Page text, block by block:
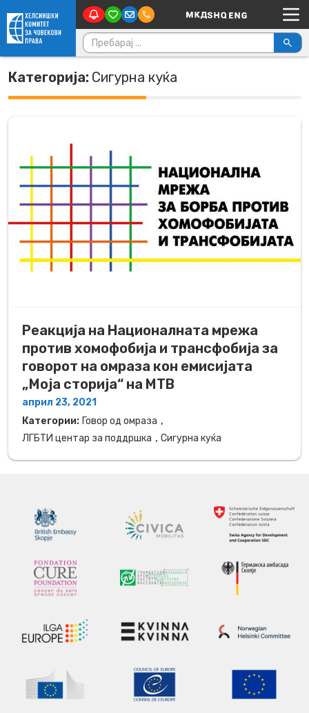
Skip to content Main Navigation
Пребарувај за:
Категорија: Сигурна куќа
Реакција на Националната мрежа
против хомофобија и трансфобија за
говорот на омраза кон емисијата
„Моја сторија“ на МТВ
април 23, 2021
Категории: Говор од омраза ,
ЛГБТИ центар за поддршка , Сигурна куќа